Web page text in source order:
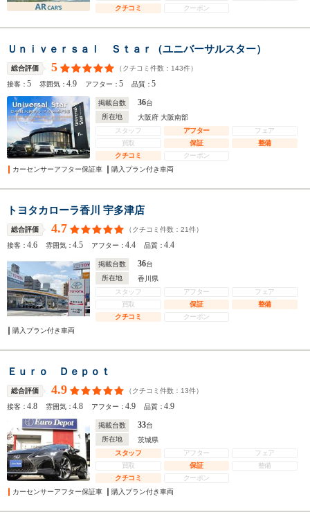
クチコミ
クーポン
Ｕｎｉｖｅｒｓａｌ Ｓｔａｒ（ユニバーサルスター）
総合評価 5 （クチコミ件数： 143件）
接客：5 雰囲気：4.9 アフター：5 品質：5
掲載台数 36台
所在地
大阪府 大阪南部
スタッフ
アフター
フェア
買取
保証
整備
クチコミ
クーポン
カーセンサーアフター保証車
購入プラン付き車両
トヨタカローラ香川 宇多津店
総合評価 4.7 （クチコミ件数： 21件）
接客：4.6 雰囲気：4.5 アフター：4.4 品質：4.4
掲載台数 36台
所在地
香川県
スタッフ
アフター
フェア
買取
保証
整備
クチコミ
クーポン
購入プラン付き車両
Ｅｕｒｏ Ｄｅｐｏｔ
総合評価 4.9 （クチコミ件数： 13件）
接客：4.8 雰囲気：4.8 アフター：4.9 品質：4.9
掲載台数 33台
所在地
茨城県
スタッフ
アフター
フェア
買取
保証
整備
クチコミ
クーポン
カーセンサーアフター保証車
購入プラン付き車両